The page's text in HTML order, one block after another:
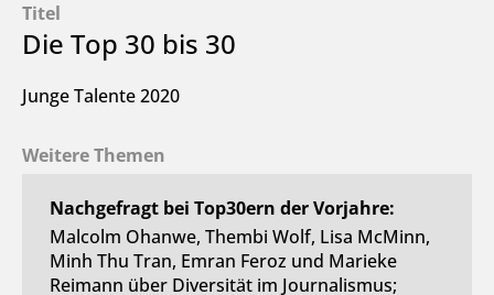
Titel
Die Top 30 bis 30
Junge Talente 2020
Weitere Themen
Nachgefragt bei Top30ern der Vorjahre:
Malcolm Ohanwe, Thembi Wolf, Lisa McMinn,
Minh Thu Tran, Emran Feroz und Marieke
Reimann über Diversität im Journalismus;